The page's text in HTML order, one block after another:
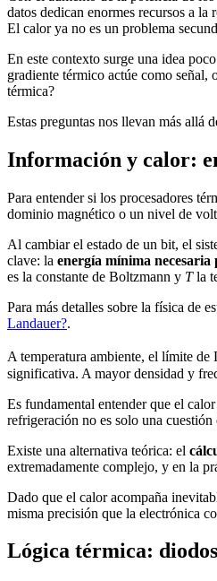
datos dedican enormes recursos a
El calor ya no es un problema
En este contexto surge una idea
gradiente térmico actúe como señal,
térmica?
Estas preguntas nos llevan más allá
Información y calor:
Para entender si los procesadores
dominio magnético o un nivel de
Al cambiar el estado de un bit, el
clave: la energía mínima necesaria
es la constante de Boltzmann y Tla
Para más detalles sobre la física de
Landauer?.
A temperatura ambiente, el límite de
significativa. A mayor densidad y
Es fundamental entender que el
refrigeración no es solo una
Existe una alternativa teórica: el
extremadamente complejo, y en la
Dado que el calor acompaña
misma precisión que la electrónica
Lógica térmica: